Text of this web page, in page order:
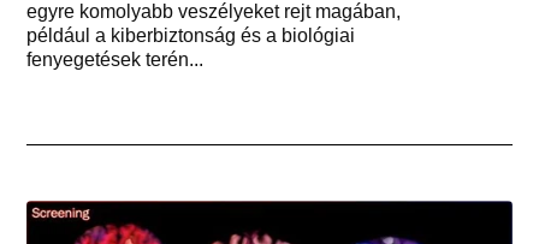
egyre komolyabb veszélyeket rejt magában,
például a kiberbiztonság és a biológiai
fenyegetések terén...